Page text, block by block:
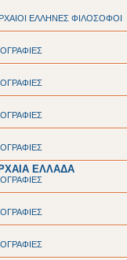
EΛΛΗΝΕΣ ΦΙΛΟΣΟΦΟΙ
ΕΛΛΑΔΑ